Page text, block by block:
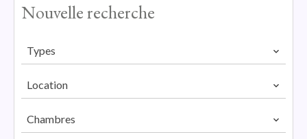
Nouvelle recherche
Types
Location
Chambres